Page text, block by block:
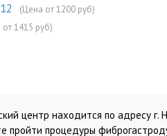
(Цена от 1200 руб)
1415 руб)
центр находится по адресу г.
пройти процедуры